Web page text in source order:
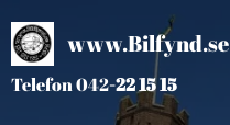
www.Bilfynd.se
Telefon 042-22 15 15